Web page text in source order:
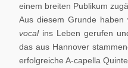
einem breiten Publikum
Aus diesem Grunde
vocal ins Leben gerufen
das aus Hannover
erfolgreiche A-capella